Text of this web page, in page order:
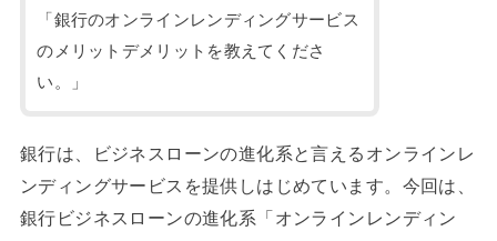
「銀行のオンラインレンディングサービス
のメリットデメリットを教えてくださ
い。」
銀行は、ビジネスローンの進化系と言えるオンラインレ
ンディングサービスを提供しはじめています。今回は、
銀行ビジネスローンの進化系「オンラインレンディン